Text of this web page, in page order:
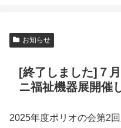
お知らせ
[終了しました]７
ニ福祉機器展開催
2025年度ポリオの会第2